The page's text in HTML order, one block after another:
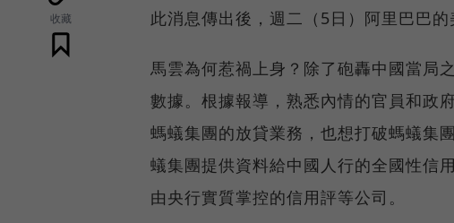
收藏 此消息傳出後，週二（5日）阿里巴巴
馬雲為何惹禍上身？除了砲轟中國當局
數據。根據報導，熟悉內情的官員和政
螞蟻集團的放貸業務，也想打破螞蟻集
蟻集團提供資料給中國人行的全國性信
由央行實質掌控的信用評等公司。